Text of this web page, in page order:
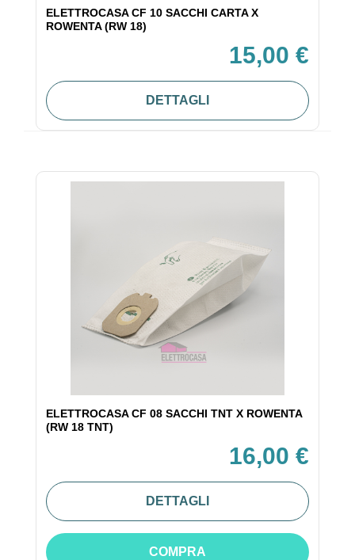
ELETTROCASA CF 10 SACCHI CARTA X
ROWENTA (RW 18)
15,00 €
DETTAGLI
ELETTROCASA CF 08 SACCHI TNT X ROWENTA
(RW 18 TNT)
16,00 €
DETTAGLI
COMPRA